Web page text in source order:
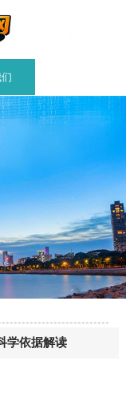
学依据解读